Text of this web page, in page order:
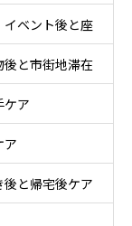
ベント後と座
と市街地滞在
ケア
ア
と帰宅後ケア